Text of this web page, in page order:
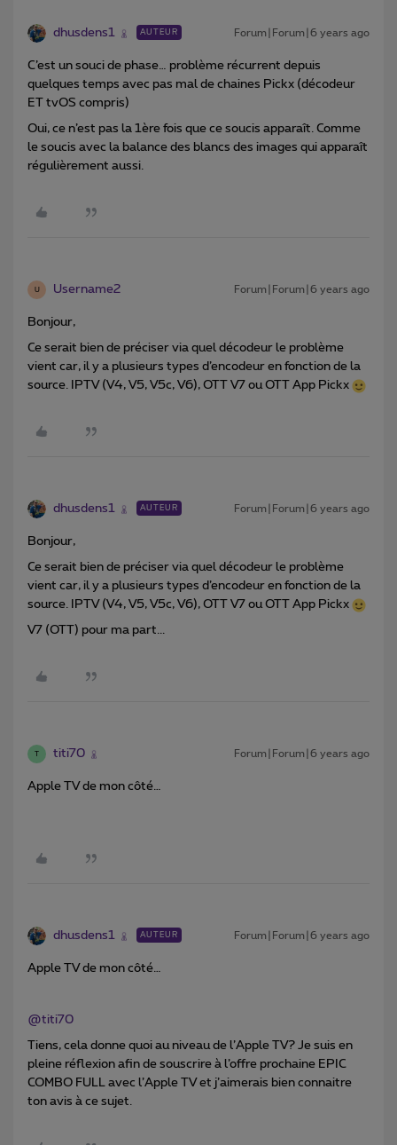
dhusdens1 AUTEUR Forum|Forum|6 years ago
C’est un souci de phase… problème récurrent depuis
quelques temps avec pas mal de chaines Pickx (décodeur
ET tvOS compris)
Oui, ce n’est pas la 1ère fois que ce soucis apparaît. Comme
le soucis avec la balance des blancs des images qui apparaît
régulièrement aussi.
Username2 Forum|Forum|6 years ago
Bonjour,
Ce serait bien de préciser via quel décodeur le problème
vient car, il y a plusieurs types d’encodeur en fonction de la
source. IPTV (V4, V5, V5c, V6), OTT V7 ou OTT App Pickx
dhusdens1 AUTEUR Forum|Forum|6 years ago
Bonjour,
Ce serait bien de préciser via quel décodeur le problème
vient car, il y a plusieurs types d’encodeur en fonction de la
source. IPTV (V4, V5, V5c, V6), OTT V7 ou OTT App Pickx
V7 (OTT) pour ma part...
T titi70 Forum|Forum|6 years ago
Apple TV de mon côté…
dhusdens1 AUTEUR Forum|Forum|6 years ago
Apple TV de mon côté…
@titi70
Tiens, cela donne quoi au niveau de l’Apple TV? Je suis en
pleine réflexion afin de souscrire à l’offre prochaine EPIC
COMBO FULL avec l’Apple TV et j’aimerais bien connaitre
ton avis à ce sujet.